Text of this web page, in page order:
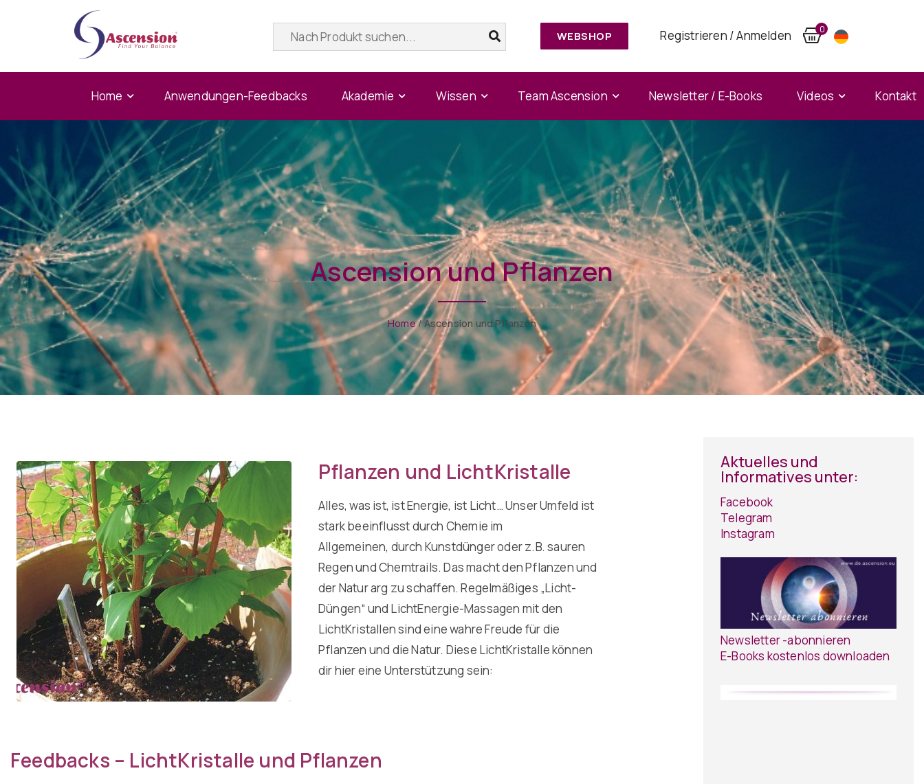
WEBSHOP Registrieren / Anmelden 0
Home Anwendungen-Feedbacks Akademie Wissen Team Ascension Newsletter / E-Books Videos Kontakt
Ascension und Pflanzen
Home/Ascension und Pflanzen
Pflanzen und LichtKristalle
Alles, was ist, ist Energie, ist Licht… Unser Umfeld ist
stark beeinflusst durch Chemie im
Allgemeinen, durch Kunstdünger oder z.B. sauren
Regen und Chemtrails. Das macht den Pflanzen und
der Natur arg zu schaffen. Regelmäßiges „Licht-
Düngen“ und LichtEnergie-Massagen mit den
LichtKristallen sind eine wahre Freude für die
Pflanzen und die Natur. Diese LichtKristalle können
dir hier eine Unterstützung sein:
Feedbacks – LichtKristalle und Pflanzen
Aktuelles und
Informatives unter:
Facebook
Telegram
Instagram
Newsletter -abonnieren
E-Books kostenlos downloaden